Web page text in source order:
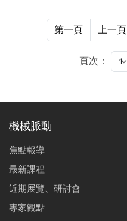
第一頁 上一頁
頁次：
機械脈動
焦點報導
最新課程
近期展覽、研討會
專家觀點